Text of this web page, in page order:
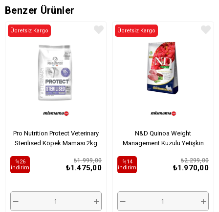
Benzer Ürünler
Pro Nutrition Protect Veterinary
Sterilised Köpek Maması 2kg
₺1.475,00
₺1.999,00
%26
i̇ndirim
Ücretsiz Kargo
N&D Quinoa Weight
Management Kuzulu Yetişkin
₺1.970,00
₺2.299,00
%14
i̇ndirim
Ücretsiz Kargo